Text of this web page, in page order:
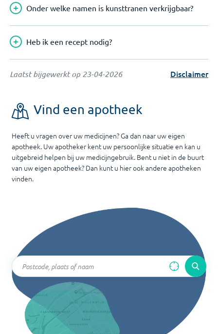
Onder welke namen is kunsttranen verkrijgbaar?
Heb ik een recept nodig?
Laatst bijgewerkt op 23-04-2026 Disclaimer
Vind een apotheek
Heeft u vragen over uw medicijnen? Ga dan naar uw eigen
apotheek. Uw apotheker kent uw persoonlijke situatie en kan u
uitgebreid helpen bij uw medicijngebruik. Bent u niet in de buurt
van uw eigen apotheek? Dan kunt u hier ook andere apotheken
vinden.